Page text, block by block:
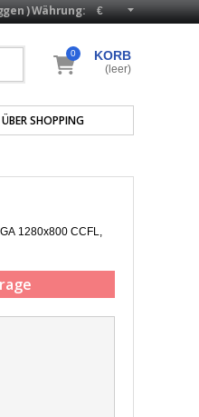
Währung:
)
ÜBER SHOPPING
KORB
0
(leer)
1280x800 CCFL,